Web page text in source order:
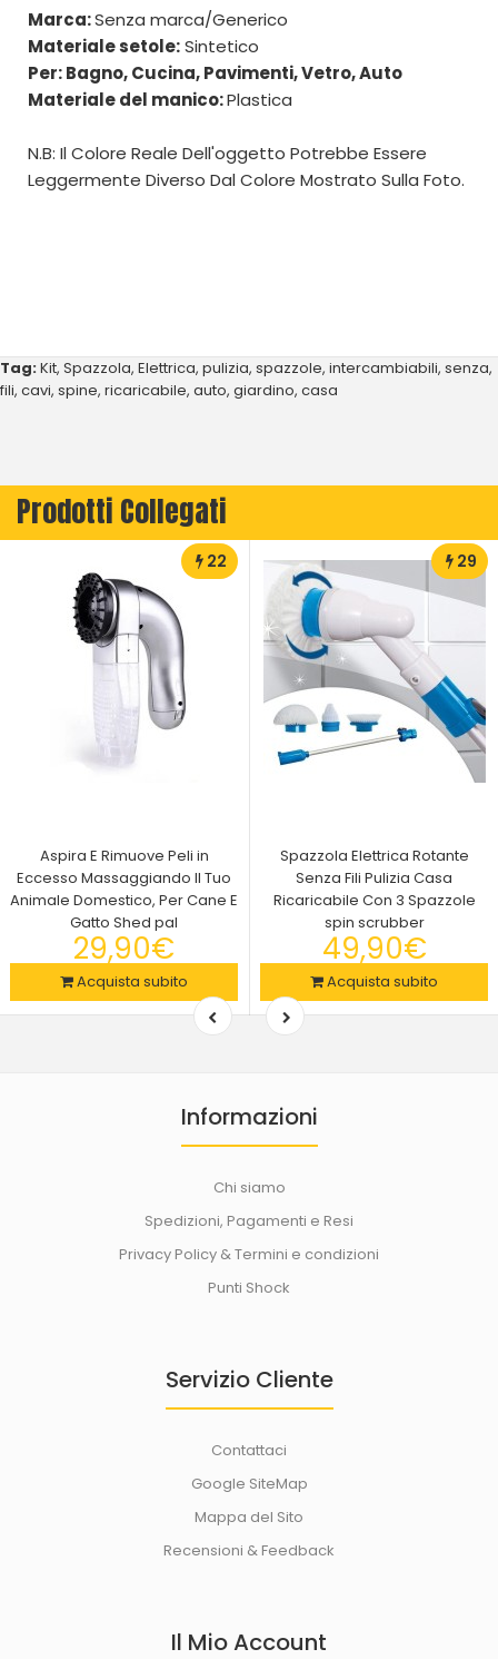
Marca:Senza marca/Generico
Materiale setole:Sintetico
Per: Bagno, Cucina, Pavimenti, Vetro, Auto
Materiale del manico:Plastica
N.B: Il Colore Reale Dell'oggetto Potrebbe Essere
Leggermente Diverso Dal Colore Mostrato Sulla Foto.
Tag:Kit, Spazzola, Elettrica, pulizia, spazzole, intercambiabili, senza,
fili, cavi, spine, ricaricabile, auto, giardino, casa
Prodotti Collegati
22
Aspira E Rimuove Peli in
Eccesso Massaggiando Il Tuo
Animale Domestico, Per Cane E
Gatto Shed pal
29,90€
Acquista subito
29
Spazzola Elettrica Rotante
Senza Fili Pulizia Casa
Ricaricabile Con 3 Spazzole
spin scrubber
49,90€
Acquista subito
Informazioni
Chi siamo
Spedizioni, Pagamenti e Resi
Privacy Policy & Termini e condizioni
Punti Shock
Servizio Cliente
Contattaci
Google SiteMap
Mappa del Sito
Recensioni & Feedback
Il Mio Account